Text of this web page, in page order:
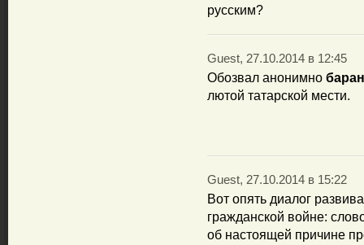
русским?
Guest, 27.10.2014 в 12:45
Обозвал анонимно
лютой татарской мести.
Guest, 27.10.2014 в 15:22
Вот опять диалог
гражданской войне:
об настоящей причине